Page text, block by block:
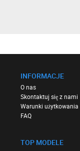
INFORMACJE
O nas
Skontaktuj się z nami
Warunki użytkowania
FAQ
TOP MODELE